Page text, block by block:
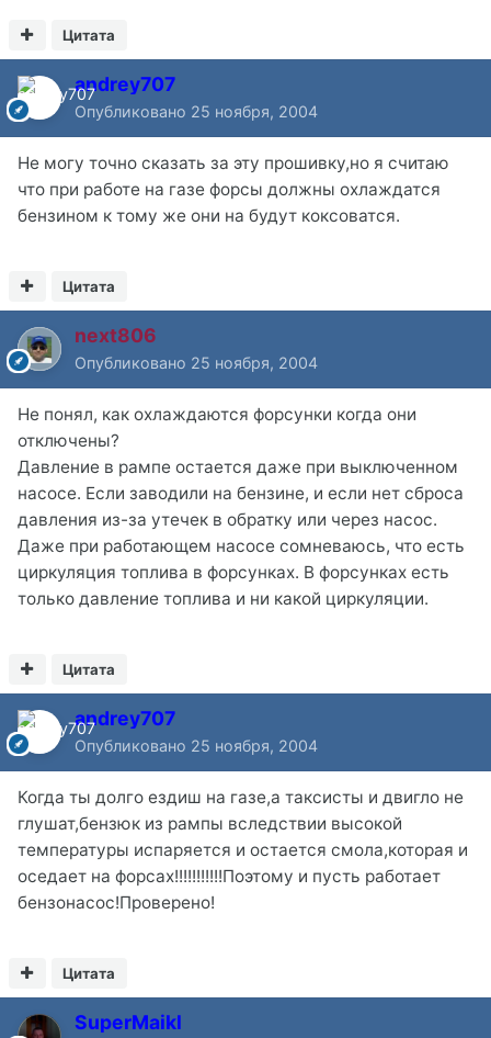
Цитата
andrey707
Опубликовано 25 ноября, 2004
Не могу точно сказать за эту прошивку,но я считаю
что при работе на газе форсы должны охлаждатся
бензином к тому же они на будут коксоватся.
Цитата
next806
Опубликовано 25 ноября, 2004
Не понял, как охлаждаются форсунки когда они
отключены?
Давление в рампе остается даже при выключенном
насосе. Если заводили на бензине, и если нет сброса
давления из-за утечек в обратку или через насос.
Даже при работающем насосе сомневаюсь, что есть
циркуляция топлива в форсунках. В форсунках есть
только давление топлива и ни какой циркуляции.
Цитата
andrey707
Опубликовано 25 ноября, 2004
Когда ты долго ездиш на газе,а таксисты и двигло не
глушат,бензюк из рампы вследствии высокой
температуры испаряется и остается смола,которая и
оседает на форсах!!!!!!!!!!!Поэтому и пусть работает
бензонасос!Проверено!
Цитата
SuperMaikl